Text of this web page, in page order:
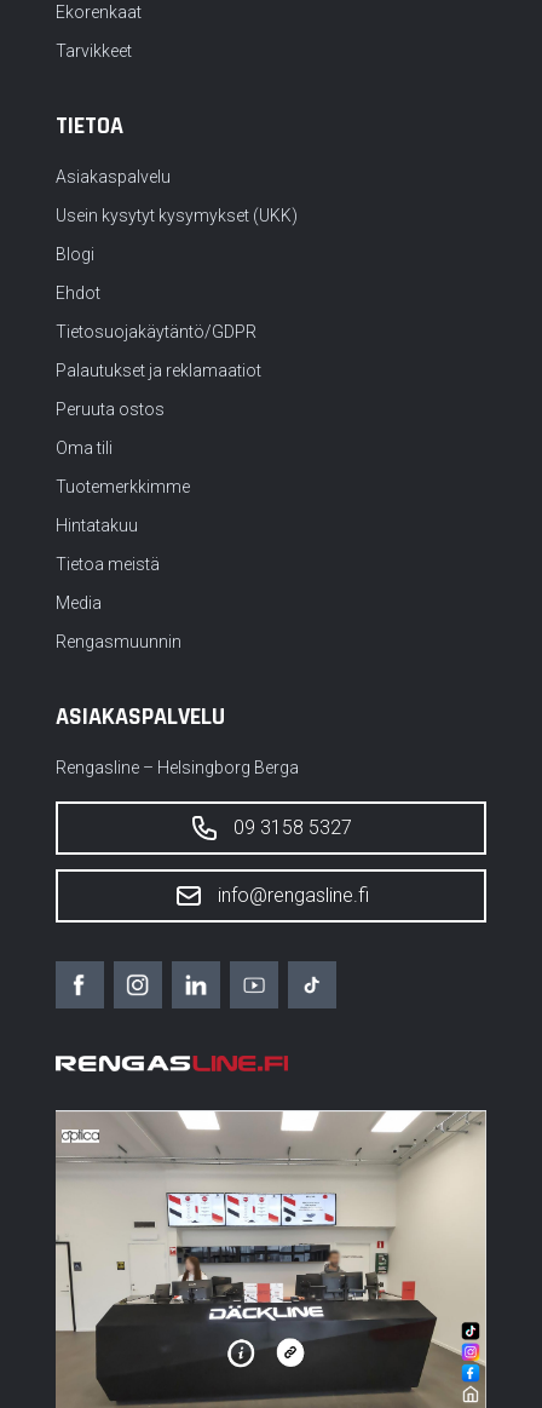
Ekorenkaat
Tarvikkeet
TIETOA
Asiakaspalvelu
Usein kysytyt kysymykset (UKK)
Blogi
Ehdot
Tietosuojakäytäntö/GDPR
Palautukset ja reklamaatiot
Peruuta ostos
Oma tili
Tuotemerkkimme
Hintatakuu
Tietoa meistä
Media
Rengasmuunnin
ASIAKASPALVELU
Rengasline – Helsingborg Berga
09 3158 5327
info@rengasline.fi